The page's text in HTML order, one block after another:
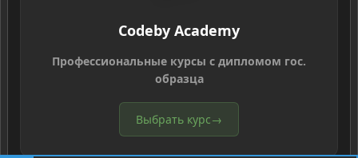
Codeby Academy
Профессиональные курсы с дипломом гос.
образца
Выбрать курс→